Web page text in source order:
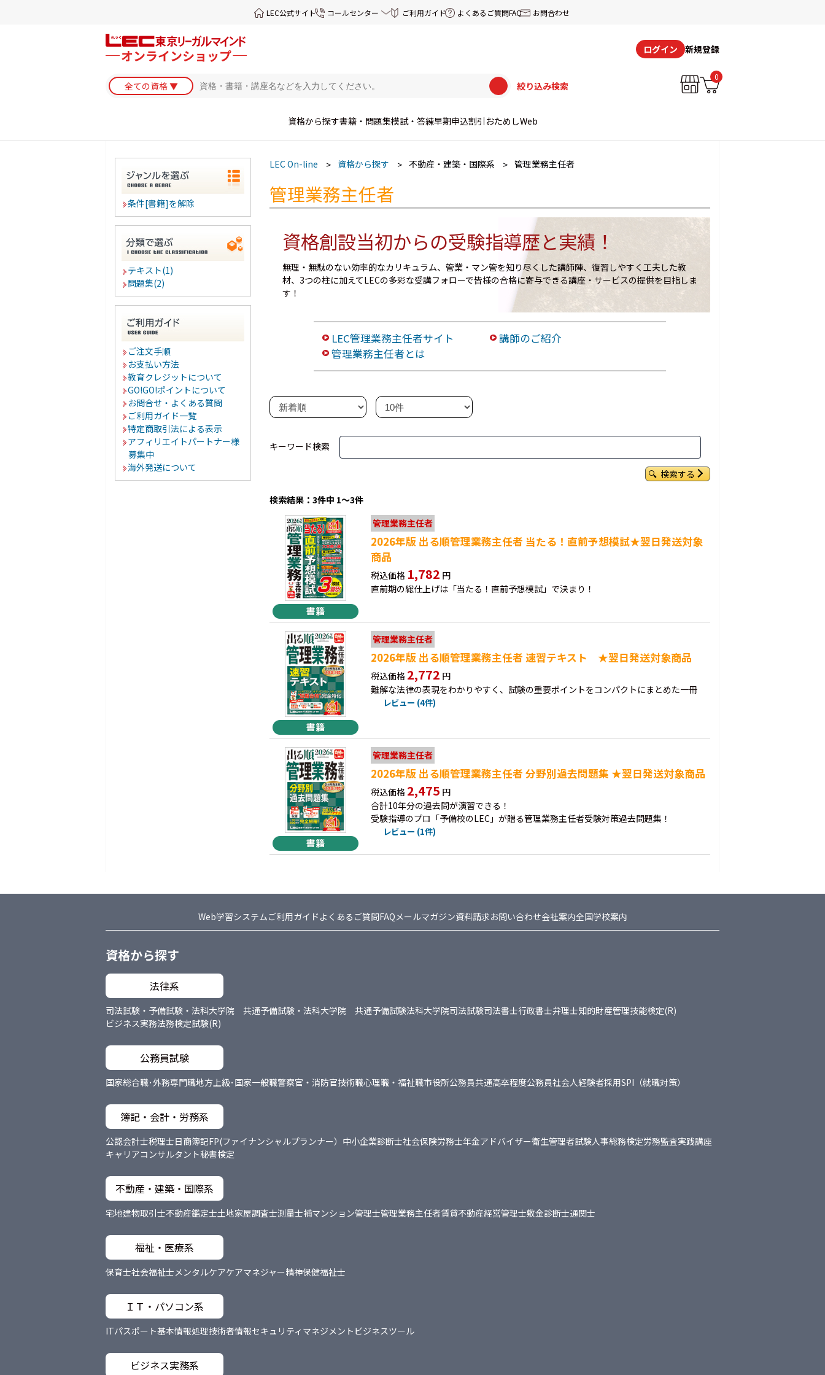
LEC公式サイト コールセンター ご利用ガイド よくあるご質問FAQ お問合わせ
ログイン 新規登録
絞り込み検索
0
資格から探す書籍・問題集模試・答練早期申込割引 おためしWeb
条件[書籍]を解除
テキスト(1)
問題集(2)
ご注文手順
お支払い方法
教育クレジットについて
GO!GO!ポイントについて
お問合せ・よくある質問
ご利用ガイド一覧
特定商取引法による表示
アフィリエイトパートナー様
募集中
海外発送について
LEC On-line 資格から探す 不動産・建築・国際系 管理業務主任者
管理業務主任者
資格創設当初からの受験指導歴と実績！
無理・無駄のない効率的なカリキュラム、管業・マン管を知り尽くした講師陣、復習しやすく工夫した教
材、3つの柱に加えてLECの多彩な受講フォローで皆様の合格に寄与できる講座・サービスの提供を目指しま
す！
LEC管理業務主任者サイト
管理業務主任者とは
講師のご紹介
キーワード検索
検索する
検索結果：3件中 1～3件
管理業務主任者
2026年版 出る順管理業務主任者 当たる！直前予想模試★翌日発送対象
商品
税込価格 1,782 円
直前期の総仕上げは「当たる！直前予想模試」で決まり！
管理業務主任者
2026年版 出る順管理業務主任者 速習テキスト ★翌日発送対象商品
税込価格 2,772 円
難解な法律の表現をわかりやすく、試験の重要ポイントをコンパクトにまとめた一冊
レビュー (4件)
管理業務主任者
2026年版 出る順管理業務主任者 分野別過去問題集 ★翌日発送対象商品
税込価格 2,475 円
合計10年分の過去問が演習できる！
受験指導のプロ「予備校のLEC」が贈る管理業務主任者受験対策過去問題集！
レビュー (1件)
Web学習システムご利用ガイド よくあるご質問FAQメールマガジン資料請求お問い合わせ会社案内全国学校案内
資格から探す
法律系
司法試験・予備試験・法科大学院 共通予備試験・法科大学院 共通予備試験法科大学院司法試験司法書士行政書士弁理士知的財産管理技能検定(R)
ビジネス実務法務検定試験(R)
公務員試験
国家総合職･外務専門職地方上級･国家一般職警察官・消防官技術職心理職・福祉職市役所公務員共通高卒程度公務員社会人経験者採用SPI（就職対策）
簿記・会計・労務系
公認会計士税理士日商簿記FP(ファイナンシャルプランナー） 中小企業診断士社会保険労務士年金アドバイザー衛生管理者試験人事総務検定労務監査実践講座
キャリアコンサルタント秘書検定
不動産・建築・国際系
宅地建物取引士不動産鑑定士土地家屋調査士測量士補マンション管理士管理業務主任者賃貸不動産経営管理士敷金診断士通関士
福祉・医療系
保育士社会福祉士メンタルケアケアマネジャー精神保健福祉士
ＩＴ・パソコン系
ITパスポート基本情報処理技術者情報セキュリティマネジメント ビジネスツール
ビジネス実務系